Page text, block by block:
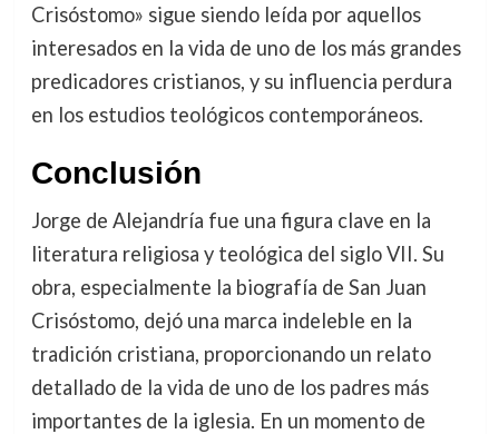
Crisóstomo» sigue siendo leída por aquellos
interesados en la vida de uno de los más grandes
predicadores cristianos, y su influencia perdura
en los estudios teológicos contemporáneos.
Conclusión
Jorge de Alejandría fue una figura clave en la
literatura religiosa y teológica del siglo VII. Su
obra, especialmente la biografía de San Juan
Crisóstomo, dejó una marca indeleble en la
tradición cristiana, proporcionando un relato
detallado de la vida de uno de los padres más
importantes de la iglesia. En un momento de